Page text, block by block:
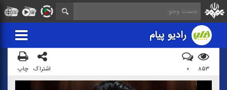
رادیو پیام
۸۵۳ ۰ اشتراک چاپ